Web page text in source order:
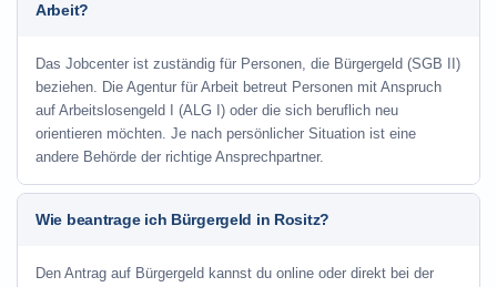
Arbeit?
Das Jobcenter ist zuständig für Personen, die Bürgergeld (SGB II)
beziehen. Die Agentur für Arbeit betreut Personen mit Anspruch
auf Arbeitslosengeld I (ALG I) oder die sich beruflich neu
orientieren möchten. Je nach persönlicher Situation ist eine
andere Behörde der richtige Ansprechpartner.
Wie beantrage ich Bürgergeld in Rositz?
Den Antrag auf Bürgergeld kannst du online oder direkt bei der